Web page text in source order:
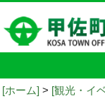
[ホーム] > [観光・イ